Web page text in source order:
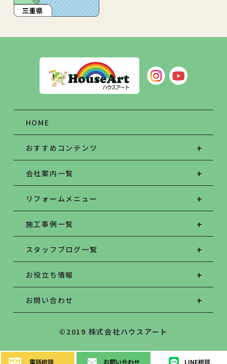
電話相談 お問い合わせ LINE相談
HOME
おすすめコンテンツ
会社案内一覧
リフォームメニュー
施工事例一覧
スタッフブログ一覧
お役立ち情報
お問い合わせ
©2019 株式会社ハウスアート